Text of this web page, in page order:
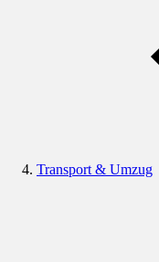
Transport & Umzug